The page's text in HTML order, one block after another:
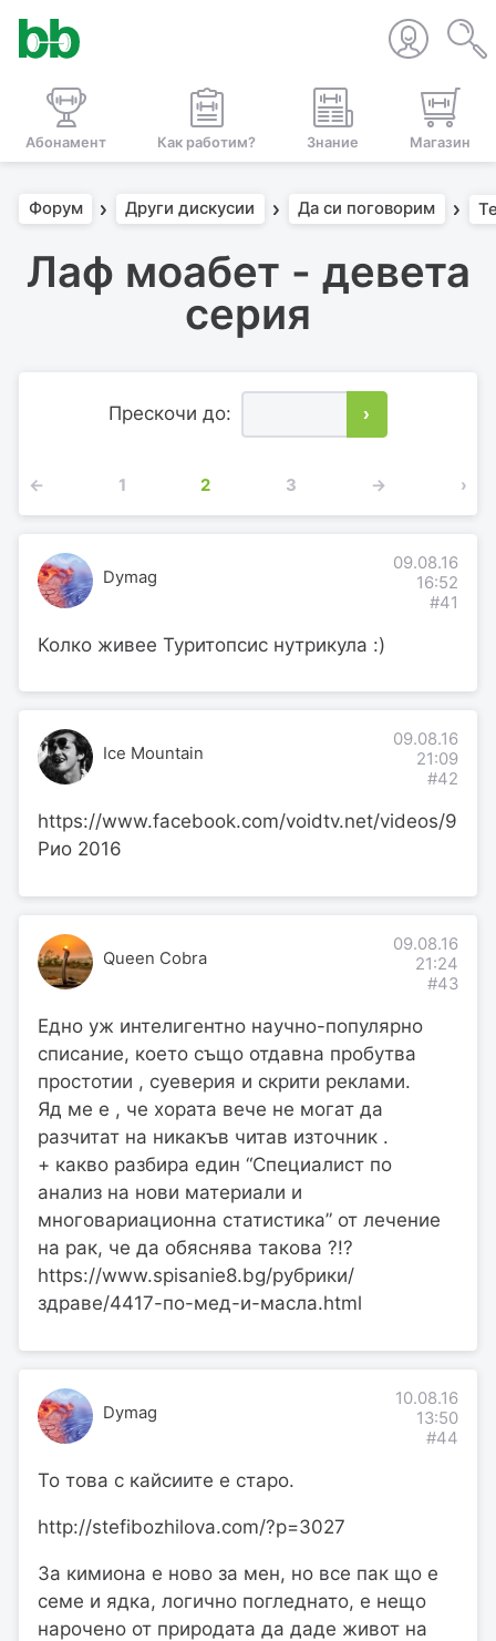
Абонамент Как работим? Знание Магазин
Форум Други дискусии Да си поговорим
Лаф моабет - девета
серия
Прескочи до: ›
← 1 2 3 → ›
Dymag
09.08.16
16:52
#41
Колко живее Туритопсис нутрикула :)
Ice Mountain
09.08.16
21:09
#42
https://www.facebook.com/voidtv.net/videos/
Рио 2016
Queen Cobra
09.08.16
21:24
#43
Едно уж интелигентно научно-популярно
списание, което също отдавна пробутва
простотии , суеверия и скрити реклами.
Яд ме е , че хората вече не могат да
разчитат на никакъв читав източник .
+ какво разбира един “Специалист по
анализ на нови материали и
многовариационна статистика” от лечение
на рак, че да обяснява такова ?!?
https://www.spisanie8.bg/рубрики/
здраве/4417-по-мед-и-масла.html
Dymag
10.08.16
13:50
#44
То това с кайсиите е старо.
http://stefibozhilova.com/?p=3027
За кимиона е ново за мен, но все пак що е
семе и ядка, логично погледнато, е нещо
нарочено от природата да даде живот на